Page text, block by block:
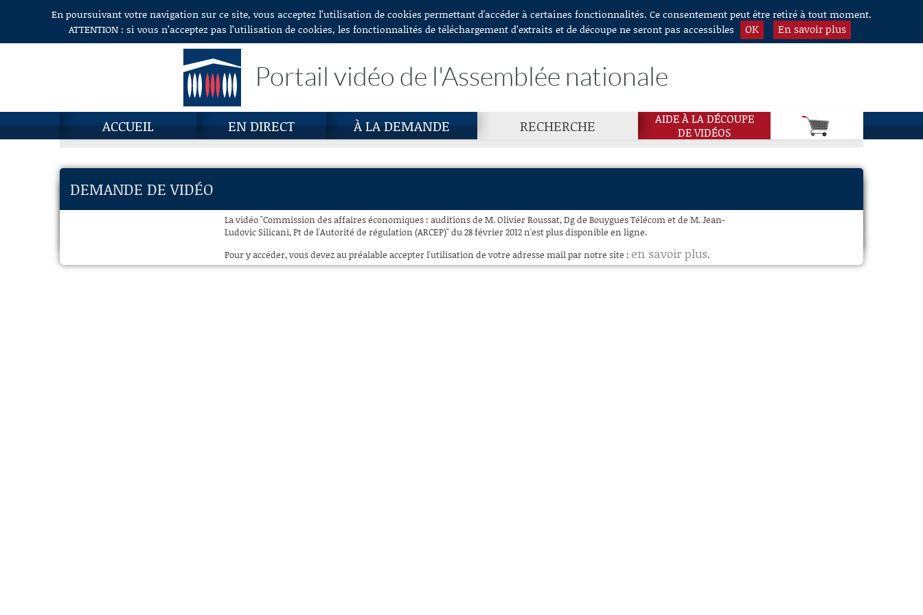
Aller au contenuEn poursuivant votre navigation sur ce site, vous acceptez l’utilisation de cookies permettant d'accéder à certaines fonctionnalités. Ce consentement peut être retiré à tout moment.
ATTENTION : si vous n’acceptez pas l’utilisation de cookies, les fonctionnalités de téléchargement d’extraits et de découpe ne seront pas accessibles
OK En savoir plus
Portail vidéo de l'Assemblée nationale
ACCUEIL EN DIRECT À LA DEMANDE RECHERCHE
AIDE À LA DÉCOUPE
DE VIDÉOS
DEMANDE DE VIDÉO
La vidéo "Commission des affaires économiques : auditions de M. Olivier Roussat, Dg de Bouygues Télécom et de M. Jean-
Ludovic Silicani, Pt de l'Autorité de régulation (ARCEP)" du 28 février 2012 n'est plus disponible en ligne.
Pour y accéder, vous devez au préalable accepter l'utilisation de votre adresse mail par notre site : en savoir plus.